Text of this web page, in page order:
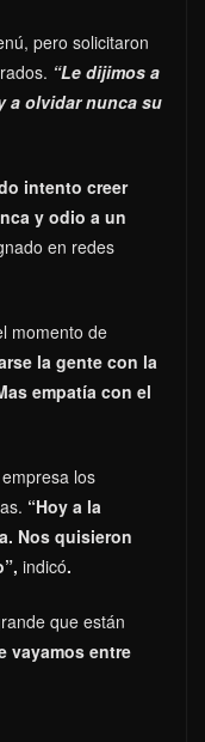
pero solicitaron
“Le dijimos a
a olvidar nunca su
intento creer
y odio a un
en redes
momento de
la gente con la
empatía con el
los
“Hoy a la
Nos quisieron
indicó.
que están
vayamos entre